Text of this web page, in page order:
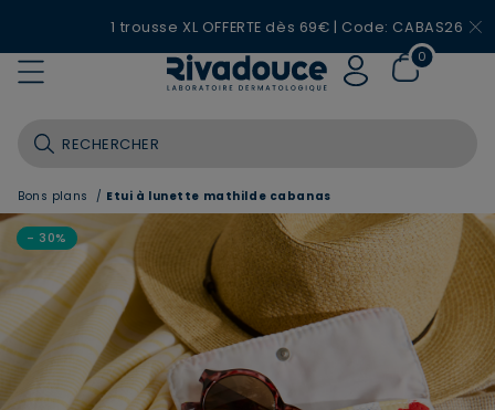
1 trousse XL OFFERTE dès 69€ | Code: CABAS26
0
Bons plans / Etui à lunette mathilde cabanas
- 30%